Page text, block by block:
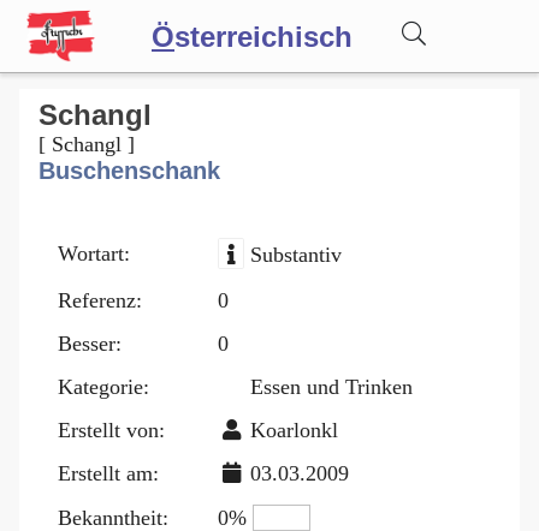
Österreichisch
Wörterbuch
Forum
Blog
Schangl
[ Schangl ]
Buschenschank
Wortart:
Substantiv
Referenz:
0
Besser:
0
Kategorie:
Essen und Trinken
Erstellt von:
Koarlonkl
Erstellt am:
03.03.2009
Bekanntheit:
0%